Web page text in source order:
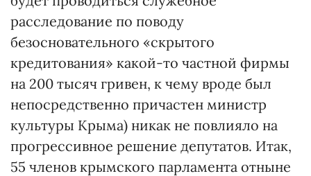
расследование по поводу
безосновательного «скрытого
кредитования» какой-то частной фирмы
на 200 тысяч гривен, к чему вроде был
непосредственно причастен министр
культуры Крыма) никак не повлияло на
прогрессивное решение депутатов. Итак,
55 членов крымского парламента отныне